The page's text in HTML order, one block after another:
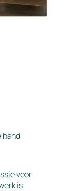
hand
voor
is